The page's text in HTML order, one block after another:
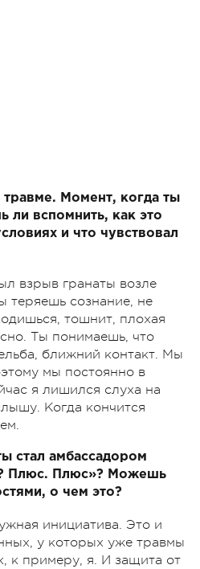
Момент, когда ты
ли вспомнить, как это
и что чувствовал
взрыв гранаты возле
теряешь сознание, не
тошнит, плохая
Ты понимаешь, что
ближний контакт. Мы
мы постоянно в
я лишился слуха на
Когда кончится
стал амбассадором
Плюс. Плюс»? Можешь
о чем это?
инициатива. Это и
у которых уже травмы
к примеру, я. И защита от